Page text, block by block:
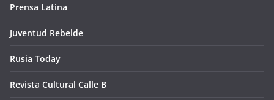
Prensa Latina
Juventud Rebelde
Rusia Today
Revista Cultural Calle B